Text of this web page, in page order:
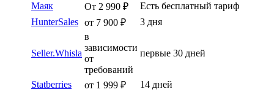
Маяк
От 2 990 ₽
Есть бесплатный тариф
HunterSales от 7 900 ₽ 3 дня
Seller.Whisla
в
зависимости
от
требований
первые 30 дней
Statberries от 1 999 ₽ 14 дней